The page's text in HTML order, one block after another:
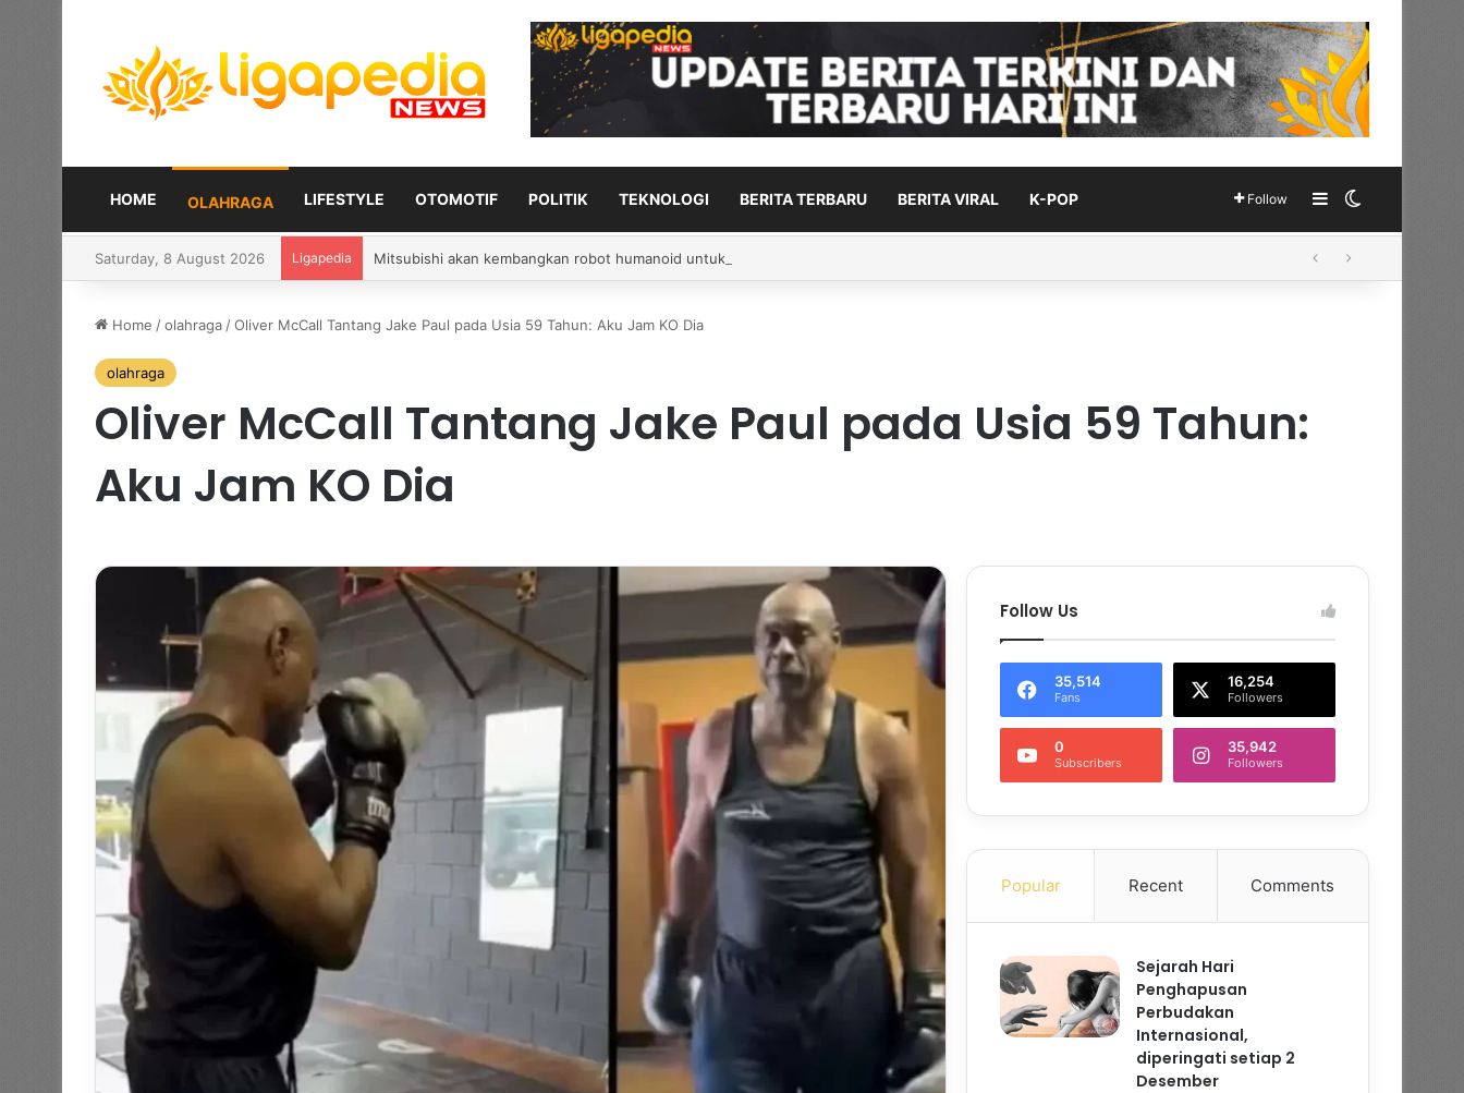
HOME OLAHRAGA LIFESTYLE OTOMOTIF POLITIK TEKNOLOGI BERITA TERBARU BERITA VIRAL K-POP Follow Sidebar
Saturday, 8 August 2026 Ligapedia Adrian Purzycki jadi penggawa asing anyar PSIM
Home /olahraga /Oliver McCall Tantang Jake Paul pada Usia 59 Tahun: Aku Jam KO Dia
olahraga
Oliver McCall Tantang Jake Paul pada Usia 59 Tahun:
Aku Jam KO Dia
Follow Us
35,514
Fans
16,254
Followers
0
Subscribers
35,942
Followers
Popular Recent Comments
Sejarah Hari
Penghapusan
Perbudakan
Internasional,
diperingati setiap 2
Desember